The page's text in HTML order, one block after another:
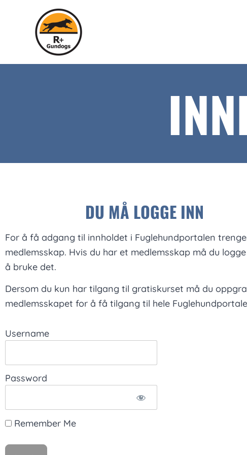
DU MÅ LOGGE INN
For å få adgang til innholdet i Fuglehundportalen
medlemsskap. Hvis du har et medlemsskap må du
å bruke det.
Dersom du kun har tilgang til gratiskurset må du
medlemsskapet for å få tilgang til hele
Username
Password
Remember Me